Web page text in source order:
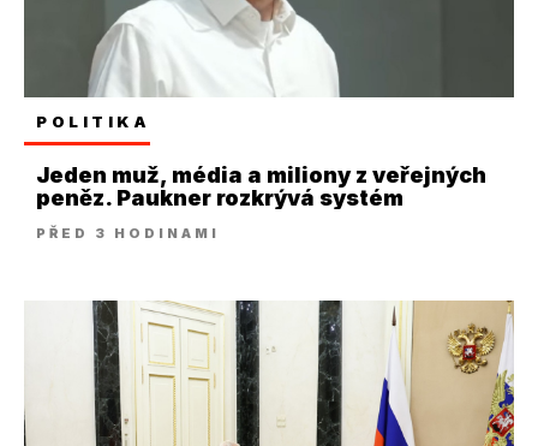
POLITIKA
Jeden muž, média a miliony z veřejných
peněz. Paukner rozkrývá systém
PŘED 3 HODINAMI